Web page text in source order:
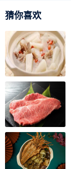
猜你喜欢